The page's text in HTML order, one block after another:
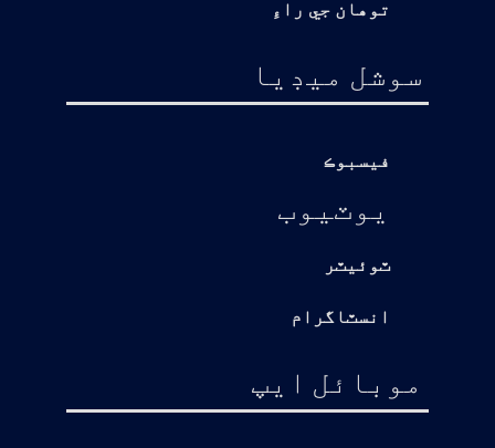
توهان جي راءِ
سوشل ميڊيا
فيسبوڪ
يوٽيوب
ٽوئيٽر
انسٽاگرام
موبائل ايپ